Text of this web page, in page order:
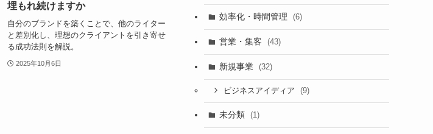
埋もれ続けますか
自分のブランドを築くことで、他のライター
と差別化し、理想のクライアントを引き寄せ
る成功法則を解説。
2025年10月6日
効率化・時間管理 (6)
営業・集客 (43)
新規事業 (32)
ビジネスアイディア (9)
未分類 (1)